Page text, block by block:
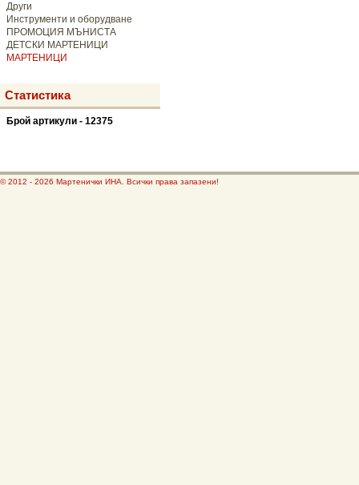
Други
Инструменти и оборудване
ПРОМОЦИЯ МЪНИСТА
ДЕТСКИ МАРТЕНИЦИ
МАРТЕНИЦИ
Статистика
Брой артикули - 12375
© 2012 - 2026 Мартенички ИНА. Всички права запазени!